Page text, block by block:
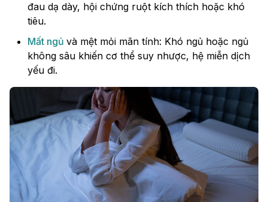
đau dạ dày, hội chứng ruột kích thích hoặc khó
tiêu.
Mất ngủ và mệt mỏi mãn tính: Khó ngủ hoặc ngủ
không sâu khiến cơ thể suy nhược, hệ miễn dịch
yếu đi.